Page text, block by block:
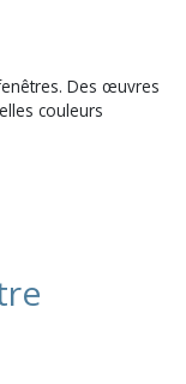
Des œuvres
couleurs